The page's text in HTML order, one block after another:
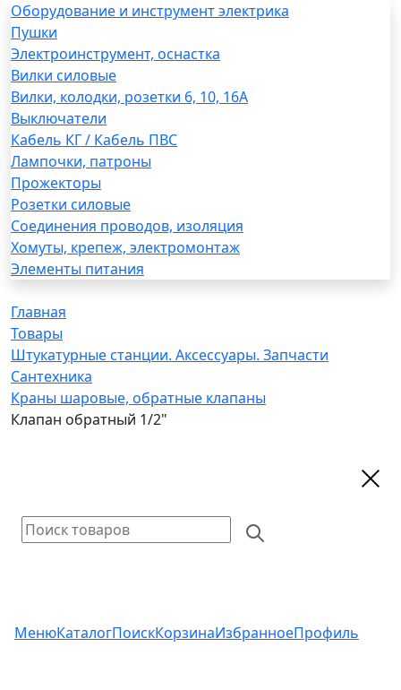
Оборудование и инструмент электрика
Пушки
Электроинструмент, оснастка
Вилки силовые
Вилки, колодки, розетки 6, 10, 16А
Выключатели
Кабель КГ / Кабель ПВС
Лампочки, патроны
Прожекторы
Розетки силовые
Соединения проводов, изоляция
Хомуты, крепеж, электромонтаж
Элементы питания
Главная
Товары
Штукатурные станции. Аксессуары. Запчасти
Сантехника
Краны шаровые, обратные клапаны
Клапан обратный 1/2"
МенюКаталогПоискКорзинаИзбранноеПрофиль